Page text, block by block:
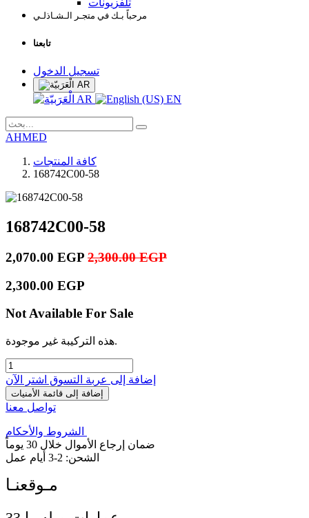
مرحباً بـك في متجـر الـشـاذلـي
تابعنا
تسجيل الدخول
AR
AR EN
AHMED
كافة المنتجات
168742C00-58
168742C00-58
2,070.00 EGP 2,300.00EGP
2,300.00 EGP
Not Available For Sale
هذه التركيبة غير موجودة.
إضافة إلى عربة التسوق اشترِ الآن
إضافة إلى قائمة الأمنيات
تواصل معنا
الشروط والأحكام
ضمان إرجاع الأموال خلال 30 يوماً
الشحن: 2-3 أيام عمل